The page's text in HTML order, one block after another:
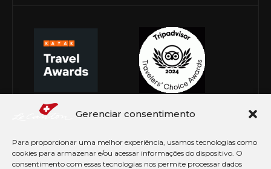
Gerenciar consentimento
Para proporcionar uma melhor experiência, usamos tecnologias como
cookies para armazenar e/ou acessar informações do dispositivo. O
consentimento com essas tecnologias nos permite processar dados